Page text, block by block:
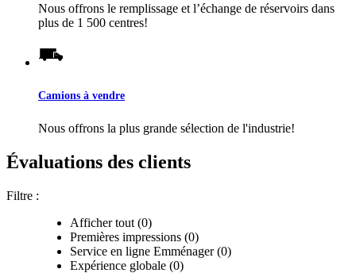
Nous offrons le remplissage et l’échange de réservoirs dans
plus de 1 500 centres!
Camions à vendre
Nous offrons la plus grande sélection de l'industrie!
Évaluations des clients
Filtre :
Afficher tout (0)
Premières impressions (0)
Service en ligne Emménager (0)
Expérience globale (0)